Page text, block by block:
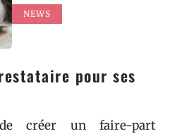
NEWS
pour ses
créer un faire-part